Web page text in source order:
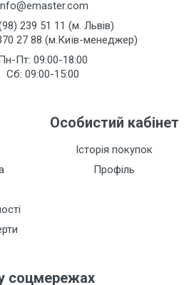
239 51 11 (м. Львів)
27 88 (м.Київ-менеджер)
Пт: 09:00-18:00
Сб: 09:00-15:00
Особистий кабінет
Історія покупок
Профіль
соцмережах